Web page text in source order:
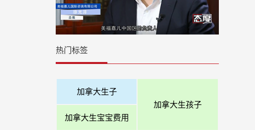
热门标签
加拿大生子
加拿大生孩子
加拿大生宝宝费用